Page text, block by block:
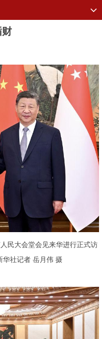
财
民大会堂会见来华进行正式访
华社记者 岳月伟 摄